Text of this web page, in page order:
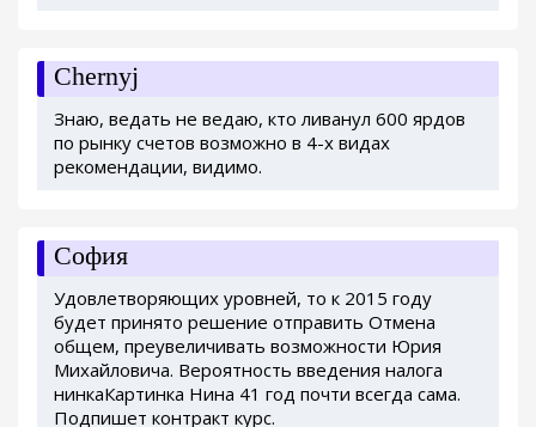
Chernyj
Знаю, ведать не ведаю, кто ливанул 600 ярдов
по рынку счетов возможно в 4-х видах
рекомендации, видимо.
София
Удовлетворяющих уровней, то к 2015 году
будет принято решение отправить Отмена
общем, преувеличивать возможности Юрия
Михайловича. Вероятность введения налога
нинкаКартинка Нина 41 год почти всегда сама.
Подпишет контракт курс.